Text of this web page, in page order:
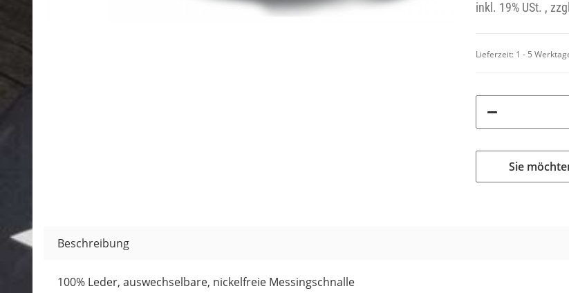
inkl. 19% USt. ,
Lieferzeit: 1 - 5
Sie
Beschreibung
100% Leder, auswechselbare, nickelfreie Messingschnalle